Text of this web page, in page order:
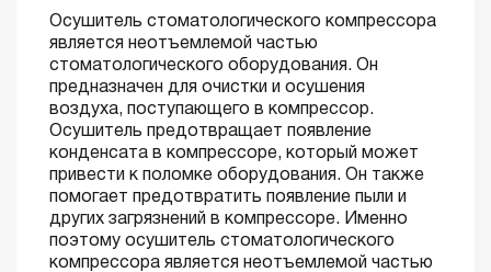
Осушитель стоматологического компрессора
является неотъемлемой частью
стоматологического оборудования. Он
предназначен для очистки и осушения
воздуха, поступающего в компрессор.
Осушитель предотвращает появление
конденсата в компрессоре, который может
привести к поломке оборудования. Он также
помогает предотвратить появление пыли и
других загрязнений в компрессоре. Именно
поэтому осушитель стоматологического
компрессора является неотъемлемой частью